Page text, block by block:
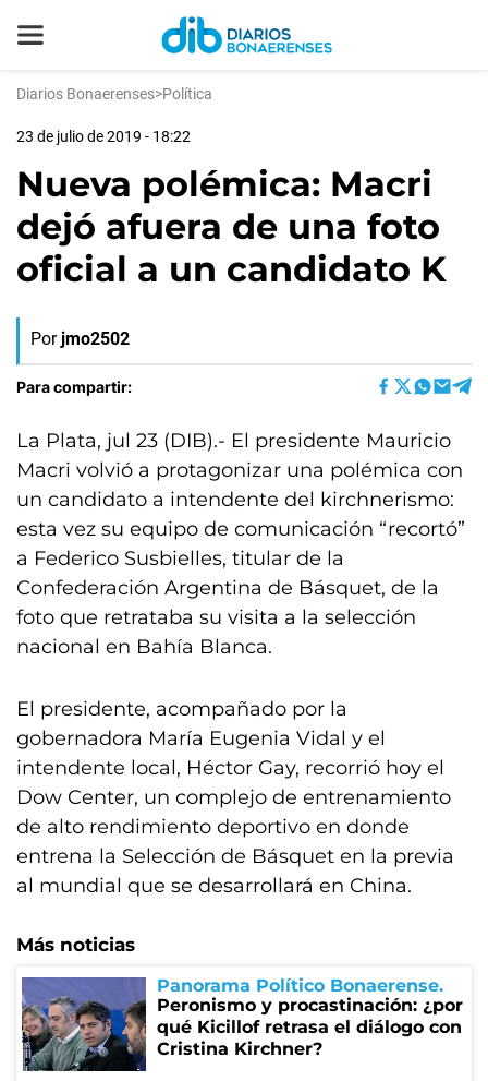
Diarios Bonaerenses>Política
23 de julio de 2019 - 18:22
Nueva polémica: Macri
dejó afuera de una foto
oficial a un candidato K
Por jmo2502
Para compartir:
La Plata, jul 23 (DIB).- El presidente Mauricio
Macri volvió a protagonizar una polémica con
un candidato a intendente del kirchnerismo:
esta vez su equipo de comunicación “recortó”
a Federico Susbielles, titular de la
Confederación Argentina de Básquet, de la
foto que retrataba su visita a la selección
nacional en Bahía Blanca.
El presidente, acompañado por la
gobernadora María Eugenia Vidal y el
intendente local, Héctor Gay, recorrió hoy el
Dow Center, un complejo de entrenamiento
de alto rendimiento deportivo en donde
entrena la Selección de Básquet en la previa
al mundial que se desarrollará en China.
Más noticias
Panorama Político Bonaerense
Peronismo y procastinación: ¿por
qué Kicillof retrasa el diálogo con
Cristina Kirchner?